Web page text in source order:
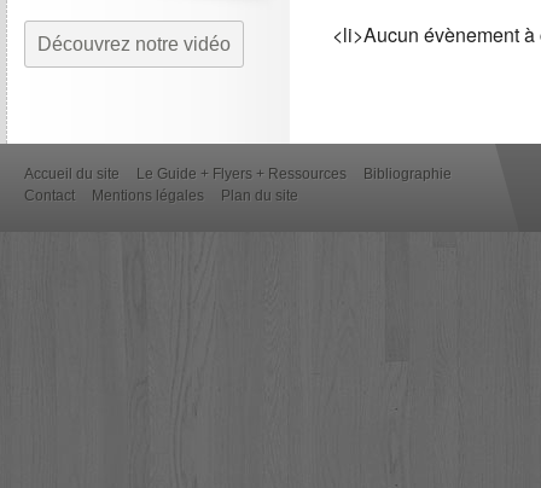
Découvrez notre vidéo <li>Aucun évènement
Accueil du site Le Guide + Flyers + Ressources
Bibliographie
Contact
Mentions légales Plan du site